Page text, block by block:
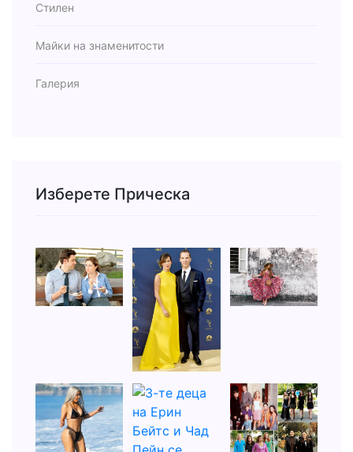
Стилен
Майки на знаменитости
Галерия
Изберете Прическа